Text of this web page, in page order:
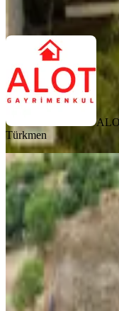
Türkmen
7000